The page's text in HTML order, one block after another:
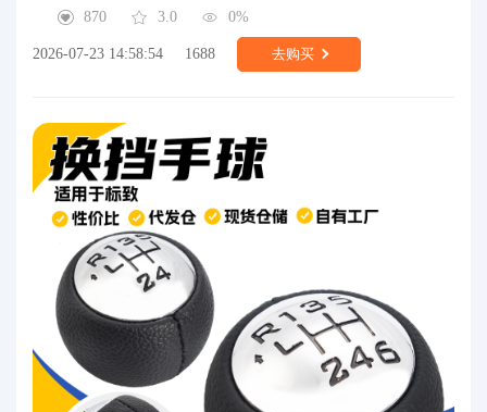
870
3.0 0%
2026-07-23 14:58:54 1688 去购买